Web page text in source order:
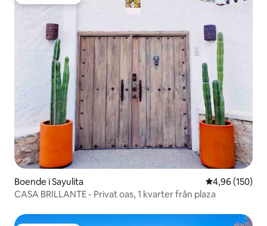
Boende i Sayulita 4,96 av 5 i
4,96 (150)
CASA BRILLANTE - Privat oas, 1 kvarter från plaza